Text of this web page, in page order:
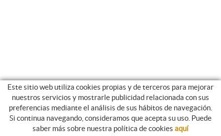
NEWSLETTER
Este sitio web utiliza cookies propias y de terceros para mejorar
nuestros servicios y mostrarle publicidad relacionada con sus
preferencias mediante el análisis de sus hábitos de navegación.
Si continua navegando, consideramos que acepta su uso. Puede
saber más sobre nuestra política de cookies aquí